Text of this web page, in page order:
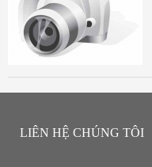
LIÊN HỆ CHÚNG TÔI